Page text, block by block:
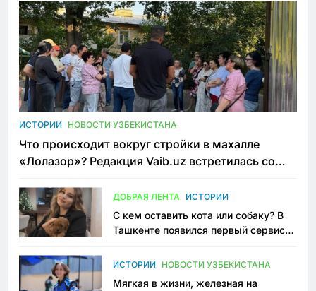
ИСТОРИИ НОВОСТИ УЗБЕКИСТАНА
Что происходит вокруг стройки в махалле
«Лолазор»? Редакция Vaib.uz встретилась со
ДОБРАЯ ЛЕНТА ИСТОРИИ
С кем оставить кота или собаку? В
Ташкенте появился первый сервис
ИСТОРИИ НОВОСТИ УЗБЕКИСТАНА
Мягкая в жизни, железная на